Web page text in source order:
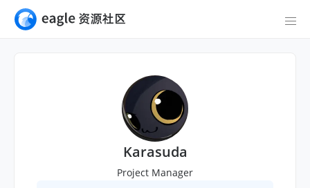
Karasuda
Project Manager